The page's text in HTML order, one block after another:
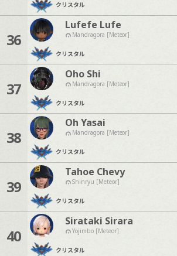
クリスタル
36
Lufefe Lufe
Mandragora [Meteor]
クリスタル
37
Oho Shi
Mandragora [Meteor]
クリスタル
38
Oh Yasai
Mandragora [Meteor]
クリスタル
39
Tahoe Chevy
Shinryu [Meteor]
クリスタル
40
Sirataki Sirara
Yojimbo [Meteor]
クリスタル